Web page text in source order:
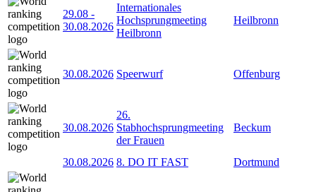
29.08 -
30.08.2026
Internationales
Hochsprungmeeting
Heilbronn
Heilbronn
30.08.2026 Speerwurf Offenburg
30.08.2026
26.
Stabhochsprungmeeting
der Frauen
Beckum
30.08.2026 8. DO IT FAST Dortmund